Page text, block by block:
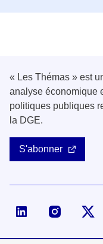
« Les Thémas » est
analyse économique
politiques publiques
la DGE.
S'abonner
Page LinkedIn